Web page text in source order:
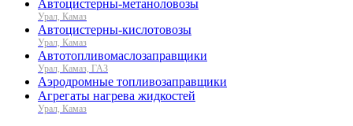
Автоцистерны-метаноловозы
Урал, Камаз
Автоцистерны-кислотовозы
Урал, Камаз
Автотопливомаслозаправщики
Урал, Камаз, ГАЗ
Аэродромные топливозаправщики
Агрегаты нагрева жидкостей
Урал, Камаз